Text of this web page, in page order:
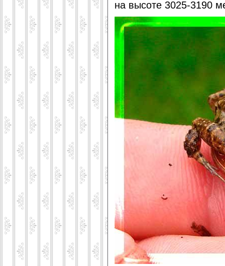
на высоте 3025-3190